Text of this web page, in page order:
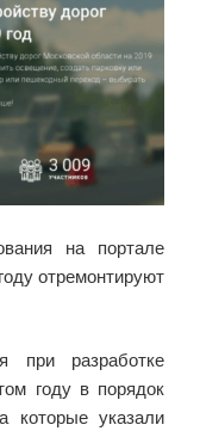
на портале
отремонтируют
при разработке
году в порядок
которые указали